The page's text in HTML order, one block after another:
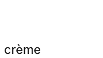
crème